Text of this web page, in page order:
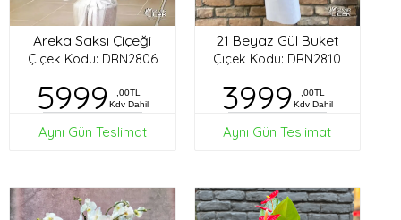
Areka Saksı Çiçeği
Çiçek Kodu: DRN2806
5999
,00TL
Kdv Dahil
Aynı Gün Teslimat
21 Beyaz Gül Buket
Çiçek Kodu: DRN2810
3999
,00TL
Kdv Dahil
Aynı Gün Teslimat